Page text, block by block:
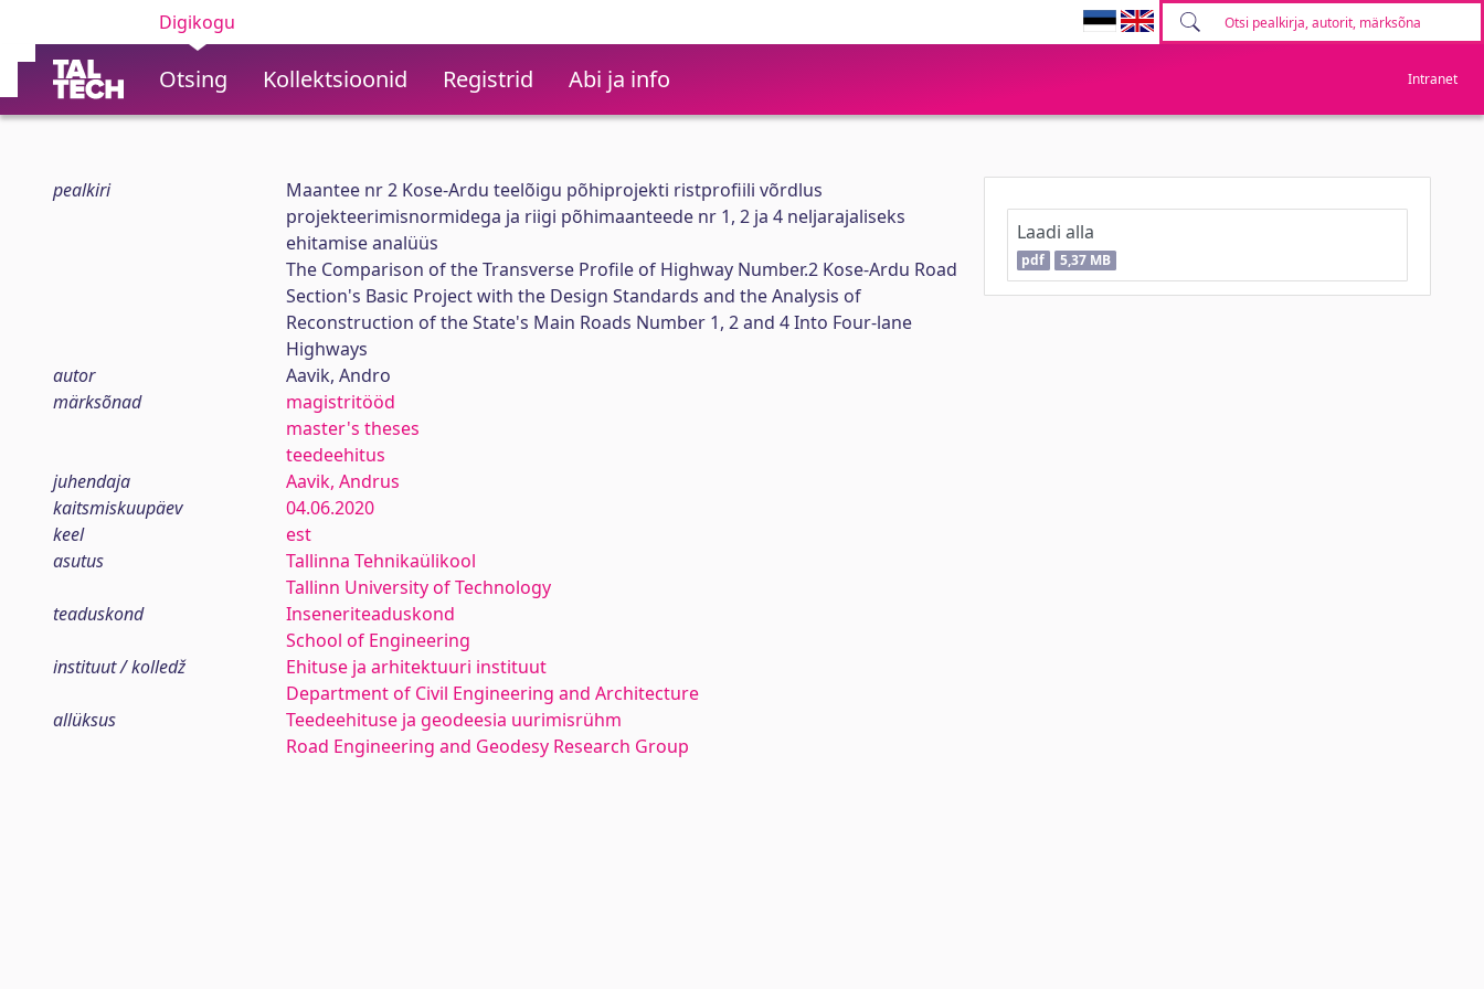
Digikogu
Otsing Kollektsioonid Registrid Abi ja info Intranet
pealkiri
Maantee nr 2 Kose-Ardu teelõigu põhiprojekti ristprofiili võrdlus
projekteerimisnormidega ja riigi põhimaanteede nr 1, 2 ja 4 neljarajaliseks
ehitamise analüüs
The Comparison of the Transverse Profile of Highway Number.2 Kose-Ardu Road
Section's Basic Project with the Design Standards and the Analysis of
Reconstruction of the State's Main Roads Number 1, 2 and 4 Into Four-lane
Highways
autor
Aavik, Andro
märksõnad
magistritööd
master's theses
teedeehitus
juhendaja
Aavik, Andrus
kaitsmiskuupäev
04.06.2020
keel
est
asutus
Tallinna Tehnikaülikool
Tallinn University of Technology
teaduskond
Inseneriteaduskond
School of Engineering
instituut / kolledž
Ehituse ja arhitektuuri instituut
Department of Civil Engineering and Architecture
allüksus
Teedeehituse ja geodeesia uurimisrühm
Road Engineering and Geodesy Research Group
Laadi alla
pdf 5,37 MB